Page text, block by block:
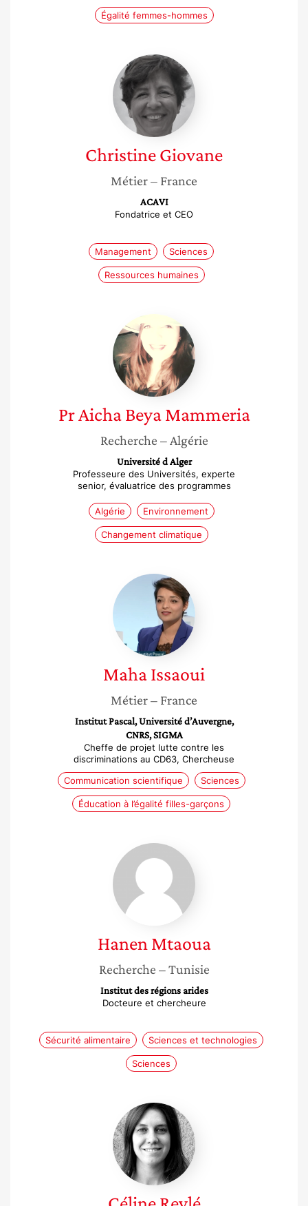
Égalité femmes-hommes
Christine
Giovane
ChristineGiovane
Métier– France
ACAVI
Fondatrice et CEO
Management Sciences
Ressources humaines
Aicha
Beya
Mammeria
Pr Aicha Beya Mammeria
Recherche – Algérie
Université d Alger
Professeure des Universités, experte
senior, évaluatrice des programmes
Algérie Environnement
Changement climatique
Maha
Issaoui
MahaIssaoui
Métier– France
Institut Pascal, Université d’Auvergne,
CNRS, SIGMA
Cheffe de projet lutte contre les
discriminations au CD63, Chercheuse
Communication scientifique
Sciences
Éducation à l’égalité filles-garçons
Hanen
Mtaoua
Hanen Mtaoua
Recherche – Tunisie
Institut des régions arides
Docteure et chercheure
Sécurité alimentaire Sciences et technologies
Sciences
Céline
Reylé